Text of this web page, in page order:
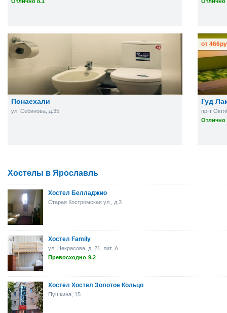
Понаехали
ул. Собинова, д.35
Гуд
пр-т
Отлично
от 466
Хостелы в Ярославль
Хостел Белладжио
Старая Костромская ул., д.3
Хостел Family
ул. Некрасова, д. 21, лит. А
Превосходно 9.2
Хостел Хостел Золотое Кольцо
Пушкина, 15